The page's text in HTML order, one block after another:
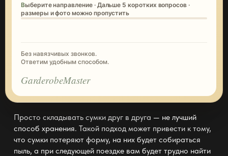
Выберите направление · Дальше 5 коротких вопросов ·
размеры и фото можно пропустить
Без навязчивых звонков.
Ответим удобным способом.
GarderobeMaster
Просто складывать сумки друг в друга — не лучший
способ хранения. Такой подход может привести к тому,
что сумки потеряют форму, на них будет собираться
пыль, а при следующей поездке вам будет трудно найти